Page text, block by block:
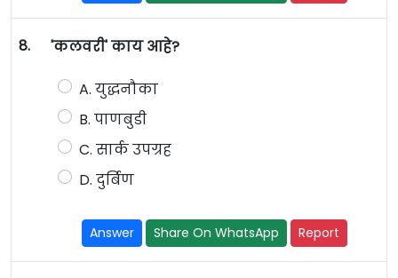
8. 'कलवरी' काय आहे?
A. युद्धनौका
B. पाणबुडी
C. सार्क उपग्रह
D. दुर्बिण
Answer Share On WhatsApp Report